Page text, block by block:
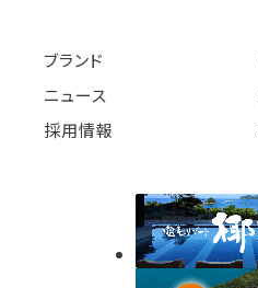
ブランド
ニュース
採用情報